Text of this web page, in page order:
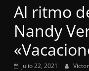
Al ritmo
Nandy
julio 22, 2021